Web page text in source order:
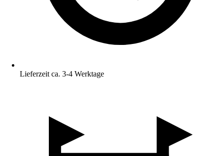
Lieferzeit ca. 3-4 Werktage